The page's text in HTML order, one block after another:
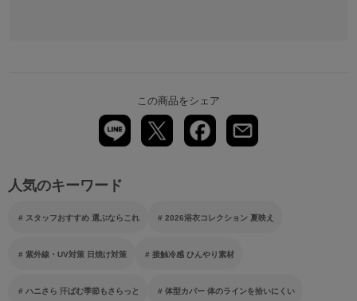
この商品をシェア
人気のキーワード
スタッフおすすめ 選ぶならこれ 2026浴衣コレクション 夏映え
紫外線・UV対策 日焼け対策 接触冷感 ひんやり素材
ハニさら 汗ばむ季節もさらっと 体型カバー 体のラインを拾いにくい